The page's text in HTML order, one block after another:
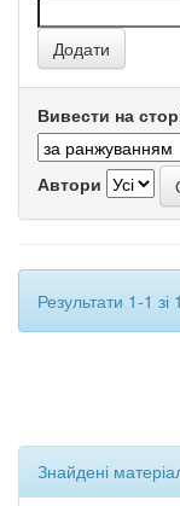
Вивести на
Автори
Результати 1-1 зі
Знайдені